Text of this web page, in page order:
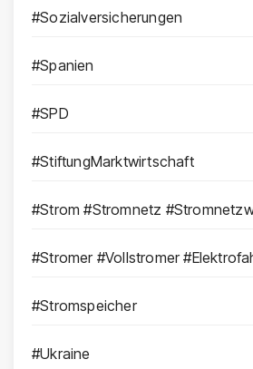
#Sozialversicherungen
#Spanien
#SPD
#StiftungMarktwirtschaft
#Strom #Stromnetz
#Stromer #Vollstromer
#Stromspeicher
#Ukraine